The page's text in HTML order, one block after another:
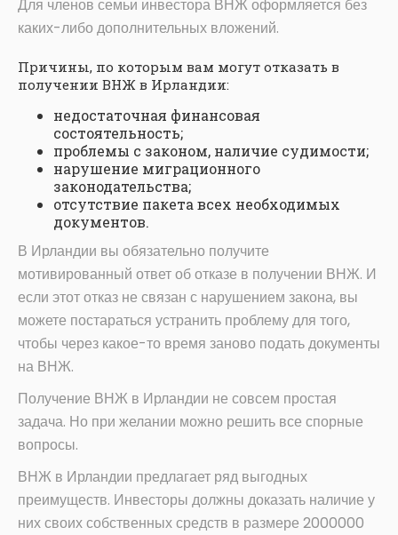
Для членов семьи инвестора ВНЖ оформляется без
каких-либо дополнительных вложений.
Причины, по которым вам могут отказать в
получении ВНЖ в Ирландии:
недостаточная финансовая
состоятельность;
проблемы с законом, наличие судимости;
нарушение миграционного
законодательства;
отсутствие пакета всех необходимых
документов.
В Ирландии вы обязательно получите
мотивированный ответ об отказе в получении ВНЖ. И
если этот отказ не связан с нарушением закона, вы
можете постараться устранить проблему для того,
чтобы через какое-то время заново подать документы
на ВНЖ.
Получение ВНЖ в Ирландии не совсем простая
задача. Но при желании можно решить все спорные
вопросы.
ВНЖ в Ирландии предлагает ряд выгодных
преимуществ. Инвесторы должны доказать наличие у
них своих собственных средств в размере 2000000